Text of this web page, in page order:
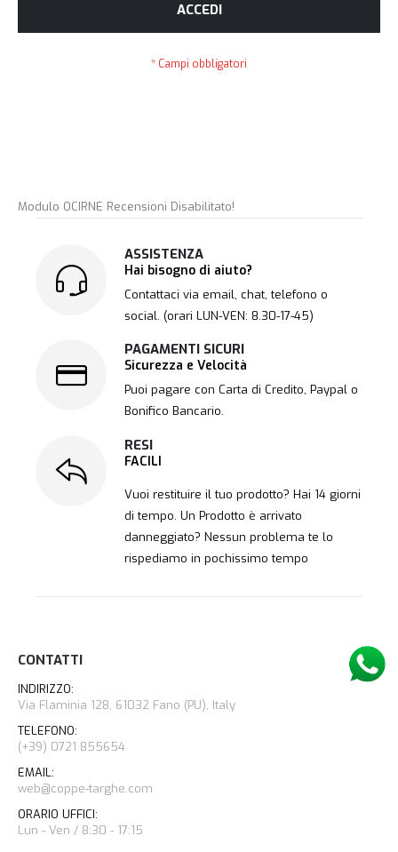
ACCEDI
Modulo OCIRNE Recensioni Disabilitato!
ASSISTENZA
Hai bisogno di aiuto?
Contattaci via email, chat, telefono o
social. (orari LUN-VEN: 8.30-17-45)
PAGAMENTI SICURI
Sicurezza e Velocità
Puoi pagare con Carta di Credito, Paypal o
Bonifico Bancario.
RESI
FACILI
Vuoi restituire il tuo prodotto? Hai 14 giorni
di tempo. Un Prodotto è arrivato
danneggiato? Nessun problema te lo
rispediamo in pochissimo tempo
CONTATTI
INDIRIZZO:
Via Flaminia 128, 61032 Fano (PU), Italy
TELEFONO:
(+39) 0721 855654
EMAIL:
web@coppe-targhe.com
ORARIO UFFICI:
Lun - Ven / 8:30 - 17:15